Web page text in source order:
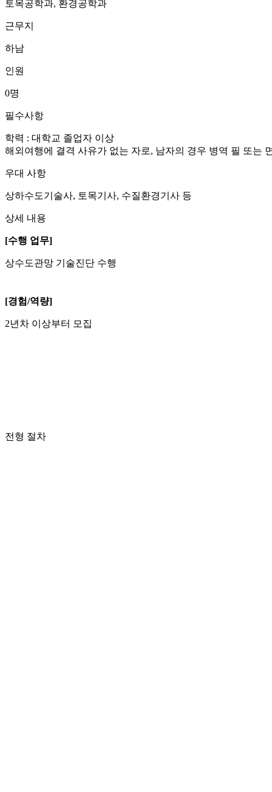
토목공학과, 환경공학과
근무지
하남
인원
0명
필수사항
학력 : 대학교 졸업자 이상
해외여행에 결격 사유가 없는 자로, 남자의 경우 병역 필 또는
우대 사항
상하수도기술사, 토목기사, 수질환경기사 등
상세 내용
[수행 업무]
상수도관망 기술진단 수행
[경험/역량]
2년차 이상부터 모집
전형 절차